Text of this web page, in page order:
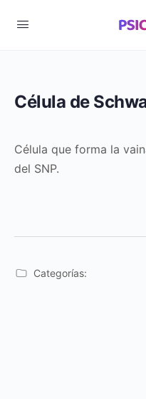
Célula de
Célula que forma la
del SNP.
Categorías: